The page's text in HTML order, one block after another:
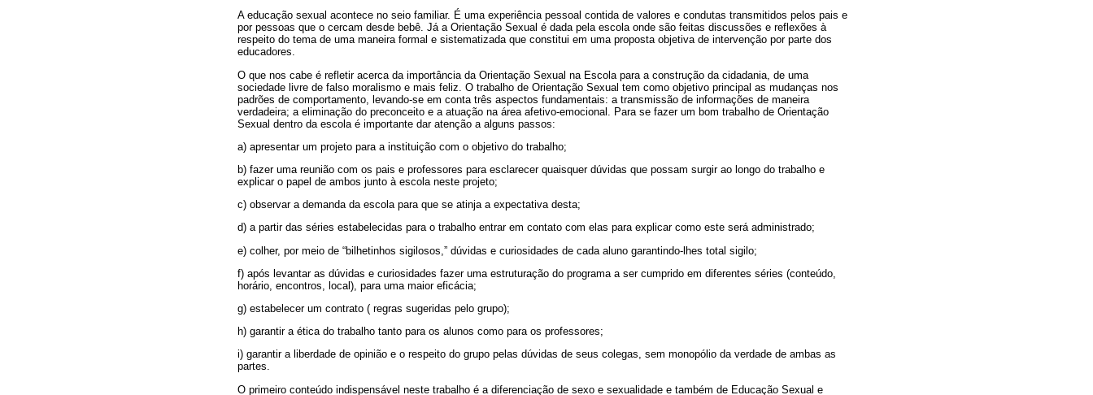
A educação sexual acontece no seio familiar. É uma experiência pessoal contida de valores e condutas transmitidos pelos pais e
por pessoas que o cercam desde bebê. Já a Orientação Sexual é dada pela escola onde são feitas discussões e reflexões à
respeito do tema de uma maneira formal e sistematizada que constitui em uma proposta objetiva de intervenção por parte dos
educadores.
O que nos cabe é refletir acerca da importância da Orientação Sexual na Escola para a construção da cidadania, de uma
sociedade livre de falso moralismo e mais feliz. O trabalho de Orientação Sexual tem como objetivo principal as mudanças nos
padrões de comportamento, levando-se em conta três aspectos fundamentais: a transmissão de informações de maneira
verdadeira; a eliminação do preconceito e a atuação na área afetivo-emocional.
Para se fazer um bom trabalho de Orientação
Sexual dentro da escola é importante dar atenção a alguns passos:
a) apresentar um projeto para a instituição com o objetivo do trabalho;
b) fazer uma reunião com os pais e professores para esclarecer quaisquer dúvidas que possam surgir ao longo do trabalho e
explicar o papel de ambos junto à escola neste projeto;
c) observar a demanda da escola para que se atinja a expectativa desta;
d) a partir das séries estabelecidas para o trabalho entrar em contato com elas para explicar como este será administrado;
e) colher, por meio de “bilhetinhos sigilosos,” dúvidas e curiosidades de cada aluno garantindo-lhes total sigilo;
f) após levantar as dúvidas e curiosidades fazer uma estruturação do programa a ser cumprido em diferentes séries (conteúdo,
horário, encontros, local), para uma maior eficácia;
g) estabelecer um contrato ( regras sugeridas pelo grupo);
h) garantir a ética do trabalho tanto para os alunos como para os professores;
i) garantir a liberdade de opinião e o respeito do grupo pelas dúvidas de seus colegas, sem monopólio da verdade de ambas as
partes.
O primeiro conteúdo indispensável neste trabalho é a diferenciação de sexo e sexualidade e também de Educação Sexual e